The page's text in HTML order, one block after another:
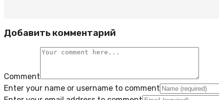
Добавить комментарий
Comment
Enter your name or username to comment